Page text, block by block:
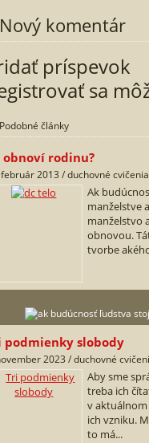
Nový komentár
príspevok
sa
Podobné články
obnoví rodinu?
2013 / duchovné cvičenia
Ak
manželstve
manželstvo
obnovou.
tvorbe
podmienky slobody
2023 / duchovné
Aby sme
treba ich
v
ich vzniku.
to má...